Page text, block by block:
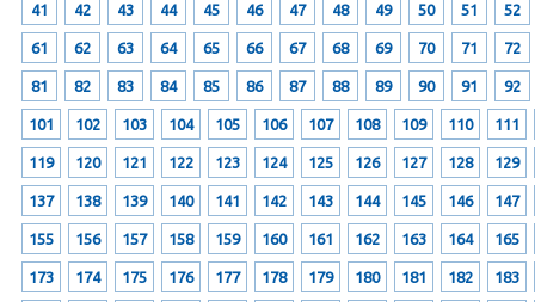
41 42 43 44 45 46 47 48 49 50 51 52
61 62 63 64 65 66 67 68 69 70 71 72
81 82 83 84 85 86 87 88 89 90 91 92
101 102 103 104 105 106 107 108 109 110 111
119 120 121 122 123 124 125 126 127 128 129
137 138 139 140 141 142 143 144 145 146 147
155 156 157 158 159 160 161 162 163 164 165
173 174 175 176 177 178 179 180 181 182 183